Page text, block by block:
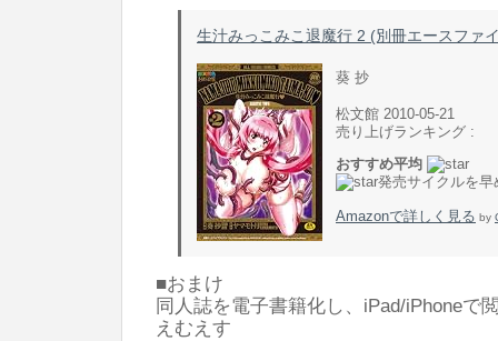
生汁みっこみこ退魔行 2 (別冊エースファ
葵 抄
松文館 2010-05-21
売り上げランキング :
おすすめ平均
発売サイクルを
Amazonで詳しく見る by
■おまけ
同人誌を電子書籍化し、iPad/iPhoneで
えむえす